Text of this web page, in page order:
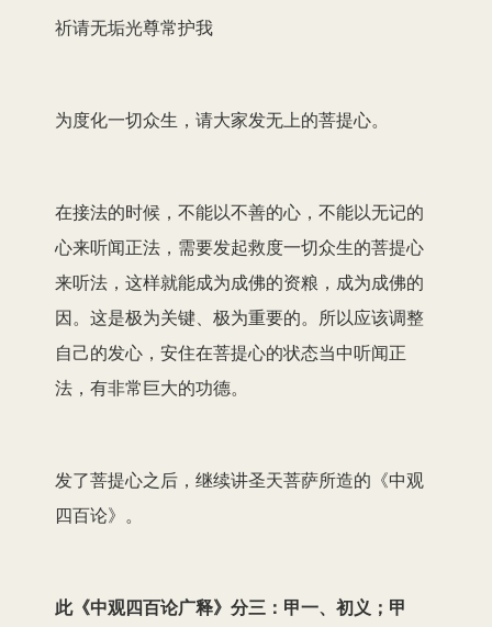
祈请无垢光尊常护我
为度化一切众生，请大家发无上的菩提心。
在接法的时候，不能以不善的心，不能以无记的
心来听闻正法，需要发起救度一切众生的菩提心
来听法，这样就能成为成佛的资粮，成为成佛的
因。这是极为关键、极为重要的。所以应该调整
自己的发心，安住在菩提心的状态当中听闻正
法，有非常巨大的功德。
发了菩提心之后，继续讲圣天菩萨所造的《中观
四百论》。
此《中观四百论广释》分三：甲一、初义；甲